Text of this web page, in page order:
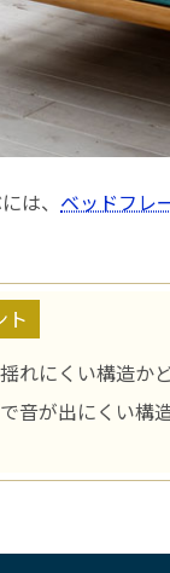
は、 ベッドフレ
ト
れにくい構造か
音が出にくい構